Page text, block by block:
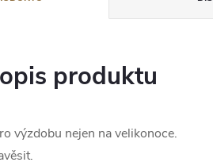
produktu
výzdobu nejen na velikonoce.